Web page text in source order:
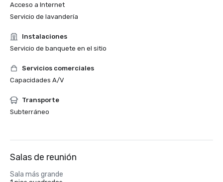
Acceso a Internet
Servicio de lavandería
Instalaciones
Servicio de banquete en el sitio
Servicios comerciales
Capacidades A/V
Transporte
Subterráneo
Salas de reunión
Sala más grande